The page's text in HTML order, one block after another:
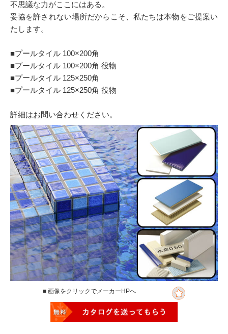
不思議な力がここにはある。
妥協を許されない場所だからこそ、私たちは本物をご提案い
たします。
■プールタイル 100×200角
■プールタイル 100×200角 役物
■プールタイル 125×250角
■プールタイル 125×250角 役物
詳細はお問い合わせください。
■ 画像をクリックでメーカーHPへ